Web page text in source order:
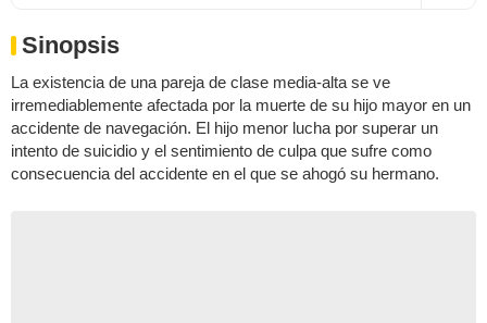
Sinopsis
La existencia de una pareja de clase media-alta se ve
irremediablemente afectada por la muerte de su hijo mayor en un
accidente de navegación. El hijo menor lucha por superar un
intento de suicidio y el sentimiento de culpa que sufre como
consecuencia del accidente en el que se ahogó su hermano.